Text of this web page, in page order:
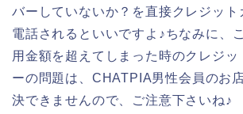
バーしていないか？を直接クレジット
電話されるといいですよ♪ちなみに、
用金額を超えてしまった時のクレジッ
ーの問題は、CHATPIA男性会員のお
決できませんので、ご注意下さいね♪